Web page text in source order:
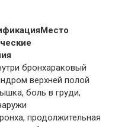
бронхараковый
верхней полой
боль в груди,
продолжительная